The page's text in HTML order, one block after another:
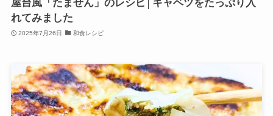
屋台風「たません」のレシピ│キャベツをたっぷり入
れてみました
2025年7月26日 和食レシピ